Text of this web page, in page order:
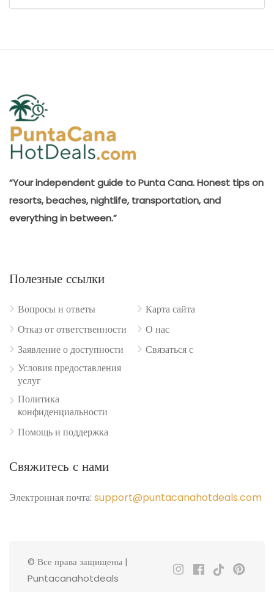
“Your independent guide to Punta Cana. Honest tips on
resorts, beaches, nightlife, transportation, and
everything in between.”
Полезные ссылки
Вопросы и ответы
Отказ от ответственности
Заявление о доступности
Условия предоставления
услуг
Политика
конфиденциальности
Помощь и поддержка
Карта сайта
О нас
Связаться с
Свяжитесь с нами
Электронная почта: support@puntacanahotdeals.com
© Все права защищены |
Puntacanahotdeals